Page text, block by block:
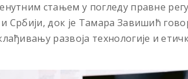
стањем у погледу правне
Србији, док је Тамара Завишић
развоја технологије и